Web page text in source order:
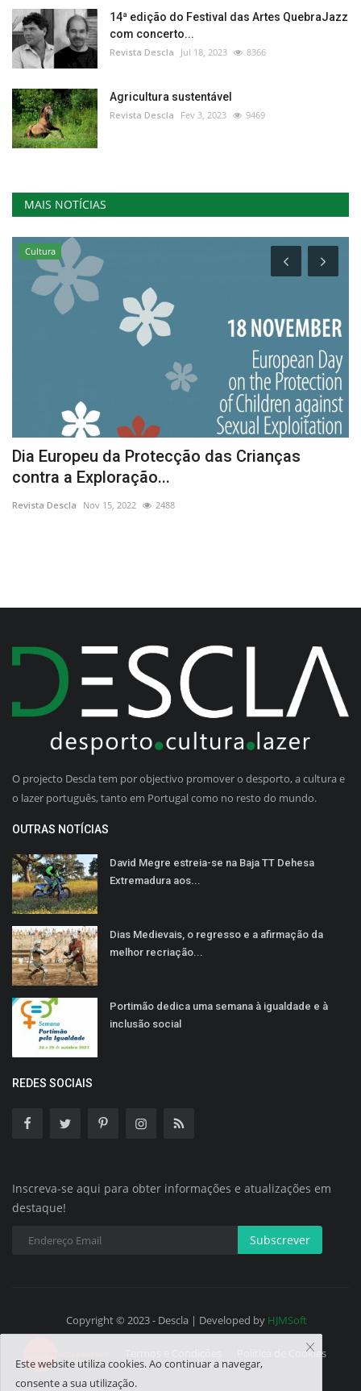
14ª edição do Festival das Artes QuebraJazz
com concerto...
Revista Descla Jul 18, 2023 8366
Agricultura sustentável
Revista Descla Fev 3, 2023 9469
MAIS NOTÍCIAS
Cultura
Dia Europeu da Protecção das Crianças
contra a Exploração...
Revista Descla Nov 15, 2022 2488
O projecto Descla tem por objectivo promover o desporto, a cultura e
o lazer português, tanto em Portugal como no resto do mundo.
OUTRAS NOTÍCIAS
David Megre estreia-se na Baja TT Dehesa
Extremadura aos...
Dias Medievais, o regresso e a afirmação da
melhor recriação...
Portimão dedica uma semana à igualdade e à
inclusão social
REDES SOCIAIS
Inscreva-se aqui para obter informações e atualizações em
destaque!
Subscrever
Copyright © 2023 - Descla | Developed by HJMSoft
Política de Cookies
Este website utiliza cookies. Ao continuar a navegar,
consente a sua utilização.